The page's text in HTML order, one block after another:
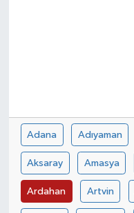
Adana Adıyaman
Aksaray Amasya
Ardahan Artvin